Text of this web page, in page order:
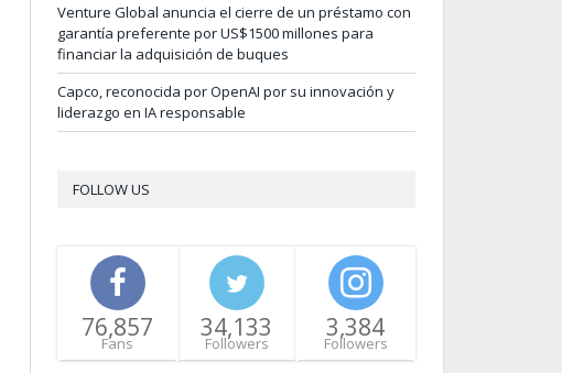
Venture Global anuncia el cierre de un préstamo con
garantía preferente por US$1500 millones para
financiar la adquisición de buques
Capco, reconocida por OpenAI por su innovación y
liderazgo en IA responsable
FOLLOW US
76,857
Fans
34,133
Followers
3,384
Followers